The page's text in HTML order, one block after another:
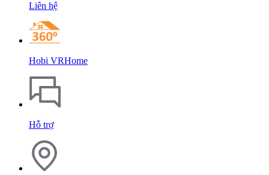
Liên hệ
Hobi VRHome
Hỗ trợ